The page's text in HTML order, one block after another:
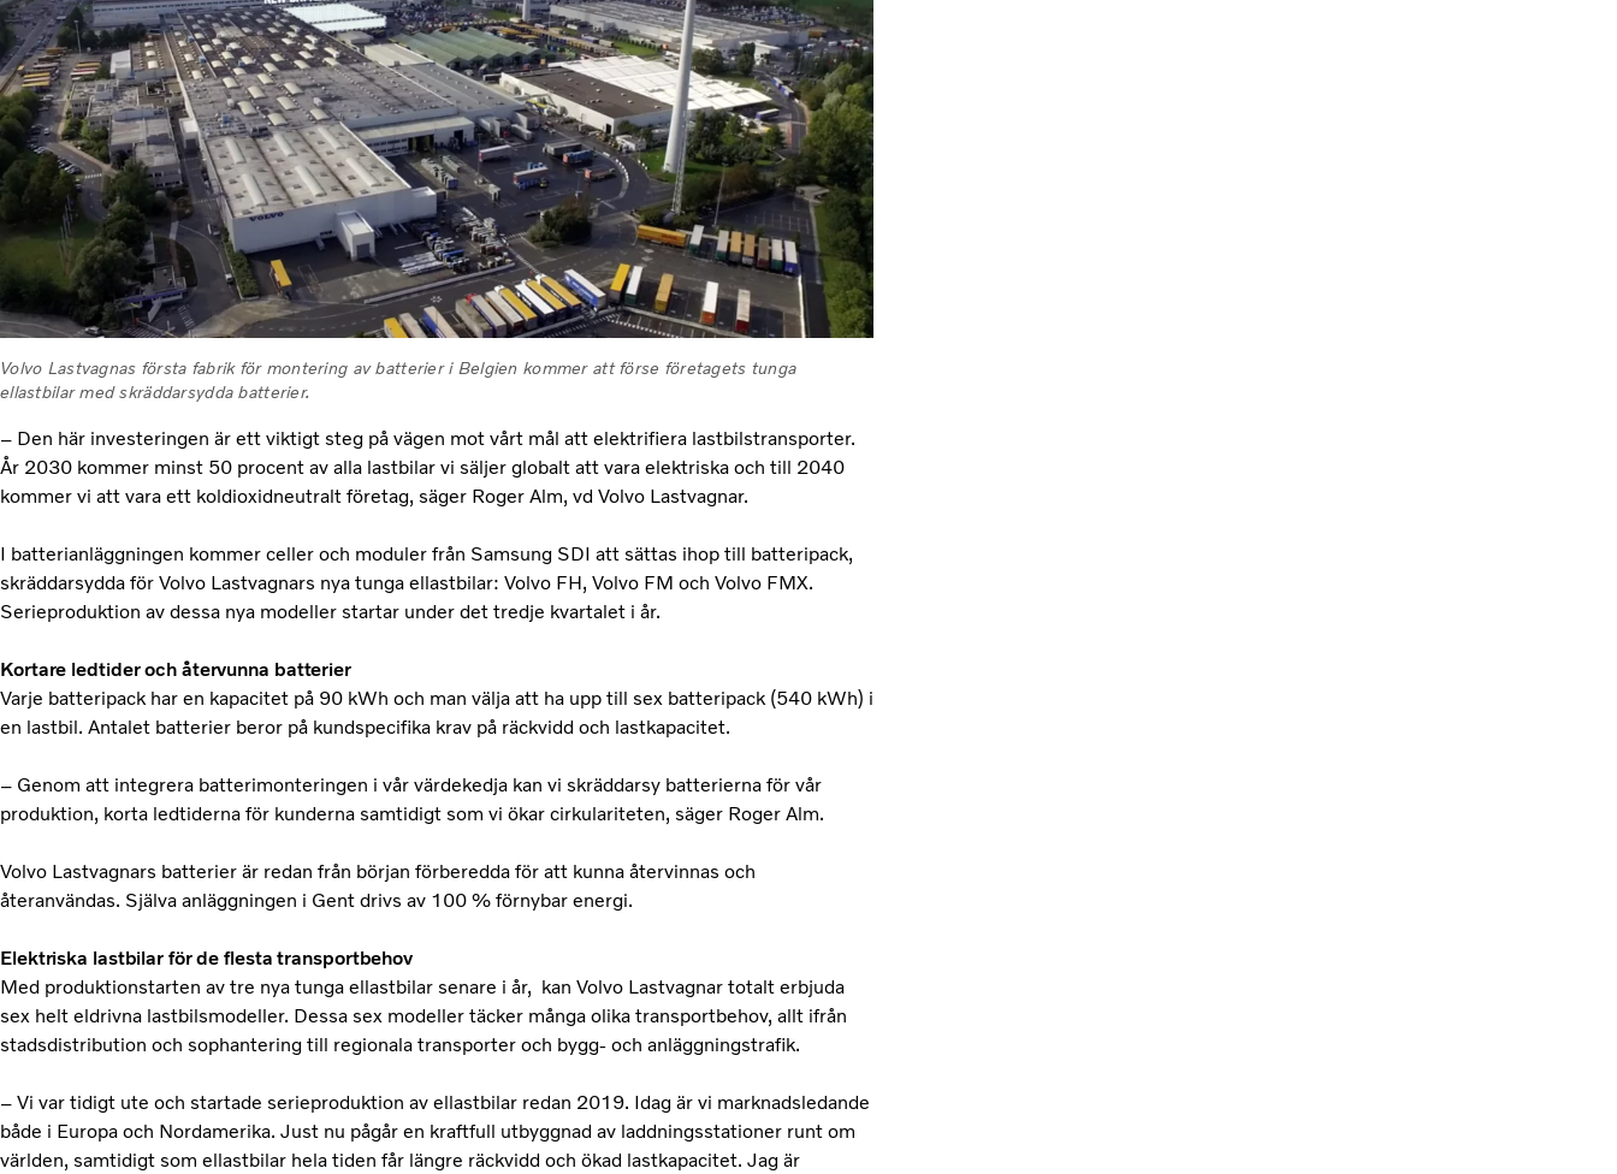
Volvo Lastvagnas första fabrik för montering av batterier i Belgien kommer att förse företagets tunga
ellastbilar med skräddarsydda batterier.
– Den här investeringen är ett viktigt steg på vägen mot vårt mål att elektrifiera lastbilstransporter.
År 2030 kommer minst 50 procent av alla lastbilar vi säljer globalt att vara elektriska och till 2040
kommer vi att vara ett koldioxidneutralt företag, säger Roger Alm, vd Volvo Lastvagnar.
I batterianläggningen kommer celler och moduler från Samsung SDI att sättas ihop till batteripack,
skräddarsydda för Volvo Lastvagnars nya tunga ellastbilar: Volvo FH, Volvo FM och Volvo FMX.
Serieproduktion av dessa nya modeller startar under det tredje kvartalet i år.
Kortare ledtider och återvunna batterier
Varje batteripack har en kapacitet på 90 kWh och man välja att ha upp till sex batteripack (540 kWh) i
en lastbil. Antalet batterier beror på kundspecifika krav på räckvidd och lastkapacitet.
– Genom att integrera batterimonteringen i vår värdekedja kan vi skräddarsy batterierna för vår
produktion, korta ledtiderna för kunderna samtidigt som vi ökar cirkulariteten, säger Roger Alm.
Volvo Lastvagnars batterier är redan från början förberedda för att kunna återvinnas och
återanvändas. Själva anläggningen i Gent drivs av 100 % förnybar energi.
Elektriska lastbilar för de flesta transportbehov
Med produktionstarten av tre nya tunga ellastbilar senare i år, kan Volvo Lastvagnar totalt erbjuda
sex helt eldrivna lastbilsmodeller. Dessa sex modeller täcker många olika transportbehov, allt ifrån
stadsdistribution och sophantering till regionala transporter och bygg- och anläggningstrafik.
– Vi var tidigt ute och startade serieproduktion av ellastbilar redan 2019. Idag är vi marknadsledande
både i Europa och Nordamerika. Just nu pågår en kraftfull utbyggnad av laddningsstationer runt om
världen, samtidigt som ellastbilar hela tiden får längre räckvidd och ökad lastkapacitet. Jag är